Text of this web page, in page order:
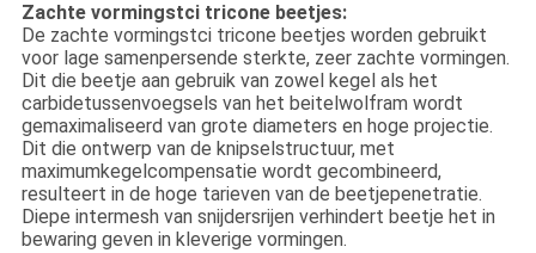
Zachte vormingstci tricone beetjes:
De zachte vormingstci tricone beetjes worden gebruikt
voor lage samenpersende sterkte, zeer zachte vormingen.
Dit die beetje aan gebruik van zowel kegel als het
carbidetussenvoegsels van het beitelwolfram wordt
gemaximaliseerd van grote diameters en hoge projectie.
Dit die ontwerp van de knipselstructuur, met
maximumkegelcompensatie wordt gecombineerd,
resulteert in de hoge tarieven van de beetjepenetratie.
Diepe intermesh van snijdersrijen verhindert beetje het in
bewaring geven in kleverige vormingen.